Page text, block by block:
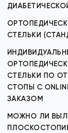
СТЕЛЬКИ
СТЕЛЬКИ ПО
СТОПЫ С
ЗАКАЗОМ
МОЖНО ЛИ